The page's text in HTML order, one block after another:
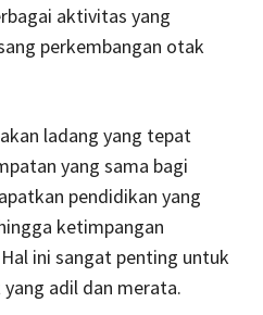
aktivitas yang
perkembangan otak
ladang yang tepat
yang sama bagi
pendidikan yang
ketimpangan
ini sangat penting untuk
adil dan merata.